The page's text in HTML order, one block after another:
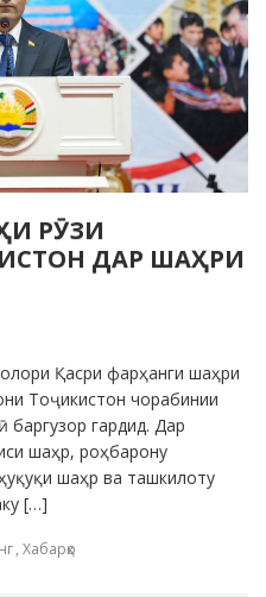
РӮЗИ
ДАР ШАҲРИ
Қасри фарҳанги шаҳри
Тоҷикистон чорабинии
баргузор гардид. Дар
шаҳр, роҳбарону
шаҳр ва ташкилоту
[…]
, Хабарҳо